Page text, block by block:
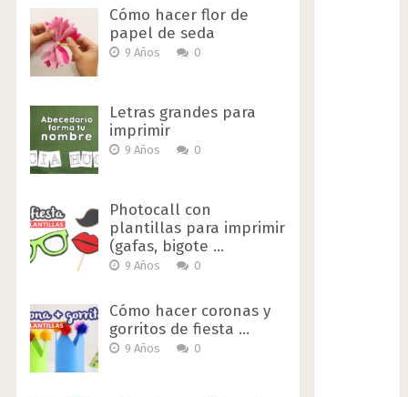
Cómo hacer flor de
papel de seda
9 Años 0
Letras grandes para
imprimir
9 Años 0
Photocall con
plantillas para imprimir
(gafas, bigote …
9 Años 0
Cómo hacer coronas y
gorritos de fiesta …
9 Años 0